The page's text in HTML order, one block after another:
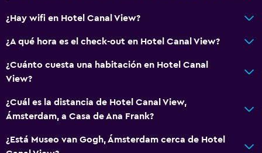
¿Hay wifi en Hotel Canal View?
¿A qué hora es el check-out en Hotel Canal View?
¿Cuánto cuesta una habitación en Hotel Canal
View?
¿Cuál es la distancia de Hotel Canal View,
Ámsterdam, a Casa de Ana Frank?
¿Está Museo van Gogh, Ámsterdam cerca de Hotel